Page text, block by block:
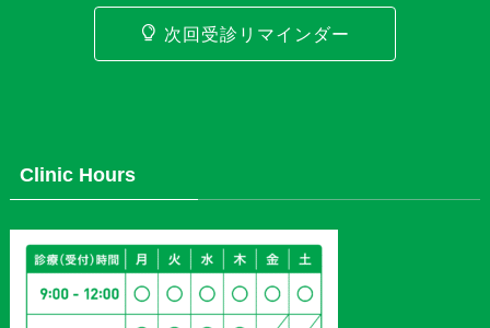
次回受診リマインダー
Clinic Hours